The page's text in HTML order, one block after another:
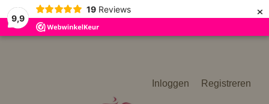
9,9
19 Reviews ×
Inloggen Registreren